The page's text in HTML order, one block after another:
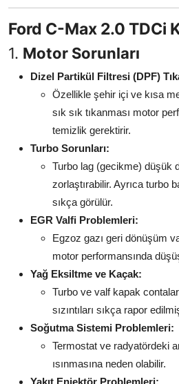
Dizel Sistemler
Multimedya & Elektronik
Ford C-Max 2.0 TDCi
1. Motor Sorunları
Dizel Partikül Filtresi (DPF)
Özellikle şehir içi ve kısa
sık sık tıkanması motor
temizlik gerektirir.
Turbo Sorunları:
Turbo lag (gecikme) düşük
zorlaştırabilir. Ayrıca turbo
sıkça görülür.
EGR Valfi Problemleri:
Egzoz gazı geri dönüşüm
motor performansında
Yağ Eksiltme ve Kaçak:
Turbo ve valf kapak
sızıntıları sıkça rapor
Soğutma Sistemi Problemleri:
Termostat ve radyatördeki
ısınmasına neden olabilir.